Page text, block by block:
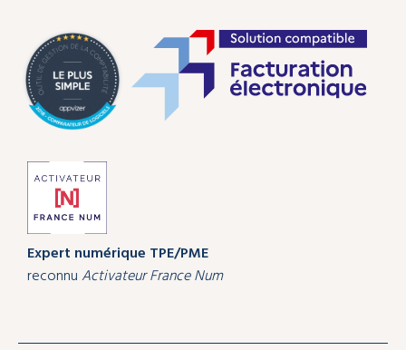
Expert numérique TPE/PME
reconnuActivateur France Num